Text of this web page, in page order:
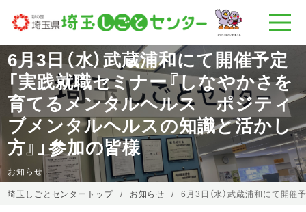
6月3日（水）武蔵浦和にて開催予定
「実践就職セミナー『しなやかさを
育てるメンタルヘルス ポジティ
ブメンタルヘルスの知識と活かし
方』」参加の皆様
お知らせ
埼玉しごとセンタートップ
お知らせ 6月3日（水）武蔵浦和にて開